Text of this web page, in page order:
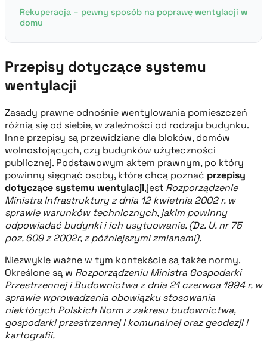
Rekuperacja – pewny sposób na poprawę wentylacji w
domu
Przepisy dotyczące systemu
wentylacji
Zasady prawne odnośnie wentylowania pomieszczeń
różnią się od siebie, w zależności od rodzaju budynku.
Inne przepisy są przewidziane dla bloków, domów
wolnostojących, czy budynków użyteczności
publicznej. Podstawowym aktem prawnym, po który
powinny sięgnąć osoby, które chcą poznać przepisy
dotyczące systemu wentylacji,jest Rozporządzenie
Ministra Infrastruktury z dnia 12 kwietnia 2002 r. w
sprawie warunków technicznych, jakim powinny
odpowiadać budynki i ich usytuowanie. (Dz. U. nr 75
poz. 609 z 2002r, z późniejszymi zmianami).
Niezwykle ważne w tym kontekście są także normy.
Określone są w Rozporządzeniu Ministra Gospodarki
Przestrzennej i Budownictwa z dnia 21 czerwca 1994 r. w
sprawie wprowadzenia obowiązku stosowania
niektórych Polskich Norm z zakresu budownictwa,
gospodarki przestrzennej i komunalnej oraz geodezji i
kartografii.